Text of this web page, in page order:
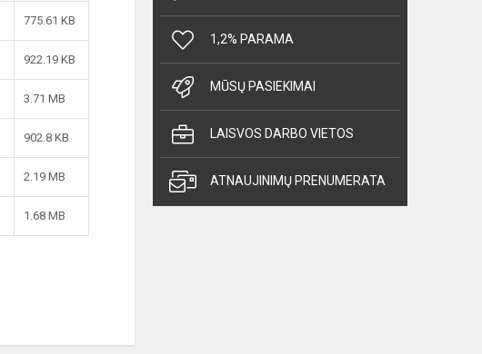
775.61 KB
922.19 KB
3.71 MB
902.8 KB
2.19 MB
1.68 MB
1,2% PARAMA
MŪSŲ PASIEKIMAI
LAISVOS DARBO VIETOS
ATNAUJINIMŲ PRENUMERATA